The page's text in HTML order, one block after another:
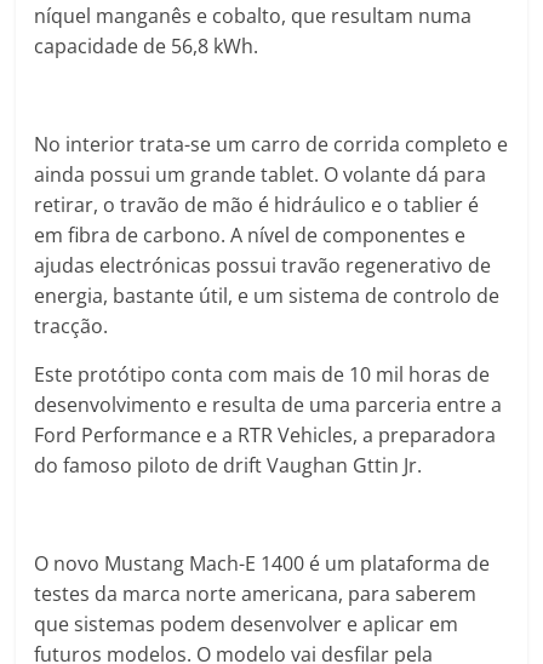
níquel manganês e cobalto, que resultam numa
capacidade de 56,8 kWh.
No interior trata-se um carro de corrida completo e
ainda possui um grande tablet. O volante dá para
retirar, o travão de mão é hidráulico e o tablier é
em fibra de carbono. A nível de componentes e
ajudas electrónicas possui travão regenerativo de
energia, bastante útil, e um sistema de controlo de
tracção.
Este protótipo conta com mais de 10 mil horas de
desenvolvimento e resulta de uma parceria entre a
Ford Performance e a RTR Vehicles, a preparadora
do famoso piloto de drift Vaughan Gttin Jr.
O novo Mustang Mach-E 1400 é um plataforma de
testes da marca norte americana, para saberem
que sistemas podem desenvolver e aplicar em
futuros modelos. O modelo vai desfilar pela